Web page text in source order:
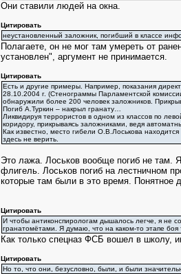
Они ставили людей на окна.
Цитировать
неустановленный заложник, погибший в классе
Полагаете, он не мог там умереть от
установлен", аргумент не принимается.
Цитировать
Есть и другие примеры. Например, показания
28.10.2004 г. (Стенограммы Парламентской
обнаружили более 200 человек заложников.
Погиб А.Туркин – накрыл гранату…
Ликвидируя террористов в одном из классов по
коридору, прикрываясь заложниками, ведя
Как известно, место гибели О.В.Лоськова
здесь не верить.
Это лажа. Лоськов вообще погиб не там.
флигель. Лоськов погиб на лестничном
которые там были в это время. Понятное
Цитировать
И чтобы антиконспирологам дышалось легче, я не
гранатомётами. Я думаю, что на каком-то этапе
Как только спецназ ФСБ вошел в школу,
Цитировать
Но то, что они, безусловно, были, и были